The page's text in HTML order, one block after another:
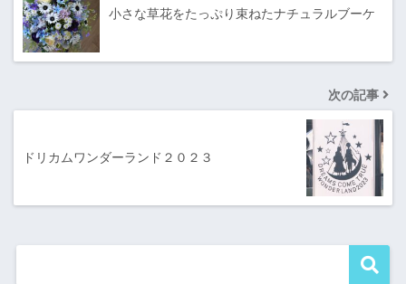
小さな草花をたっぷり束ねたナチュラルブーケ
次の記事
ドリカムワンダーランド２０２３